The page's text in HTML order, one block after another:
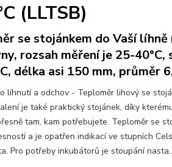
(LLTSB)
se stojánkem do Vaší líhně
rozsah měření je 25-40°C,
délka asi 150 mm, průměr
líhnutí a odchov - Teploměr lihový se
je také praktický stojánek, díky
tam, kam potřebujete. Teploměr se
a je opatřen indikací ve stupních
Pro potřeby inkubátorů je stoupání